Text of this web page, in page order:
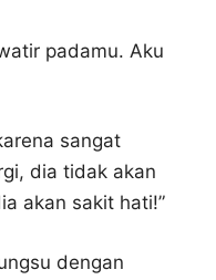
padamu. Aku
sangat
dia tidak akan
akan sakit hati!”
dengan